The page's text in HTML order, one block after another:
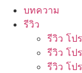
บทความ
รีวิว
รีวิว โป
รีวิว โป
รีวิว โป